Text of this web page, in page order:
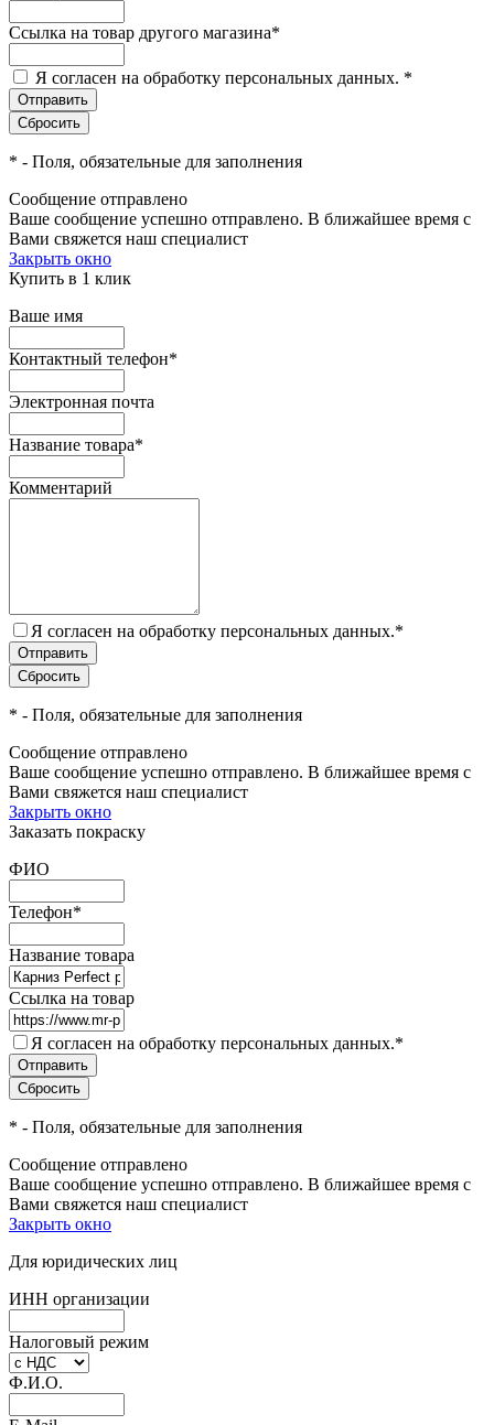
Ссылка на товар другого магазина*
Я согласен на обработку персональных данных. *
* - Поля, обязательные для заполнения
Сообщение отправлено
Ваше сообщение успешно отправлено. В ближайшее время с
Вами свяжется наш специалист
Закрыть окно
Купить в 1 клик
Ваше имя
Контактный телефон*
Электронная почта
Название товара*
Комментарий
Я согласен на обработку персональных данных.*
* - Поля, обязательные для заполнения
Сообщение отправлено
Ваше сообщение успешно отправлено. В ближайшее время с
Вами свяжется наш специалист
Закрыть окно
Заказать покраску
ФИО
Телефон*
Название товара
Ссылка на товар
Я согласен на обработку персональных данных.*
* - Поля, обязательные для заполнения
Сообщение отправлено
Ваше сообщение успешно отправлено. В ближайшее время с
Вами свяжется наш специалист
Закрыть окно
Для юридических лиц
ИНН организации
Налоговый режим
Ф.И.О.